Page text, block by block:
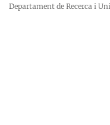
Departament de Recerca i